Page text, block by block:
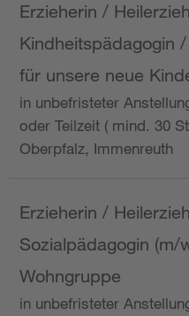
Erzieherin /
Kindheitspädagogin
für unsere neue
in unbefristeter
oder Teilzeit ( mind. 30
Oberpfalz, Immenreuth
Erzieherin /
Sozialpädagogin (m/
Wohngruppe
in unbefristeter